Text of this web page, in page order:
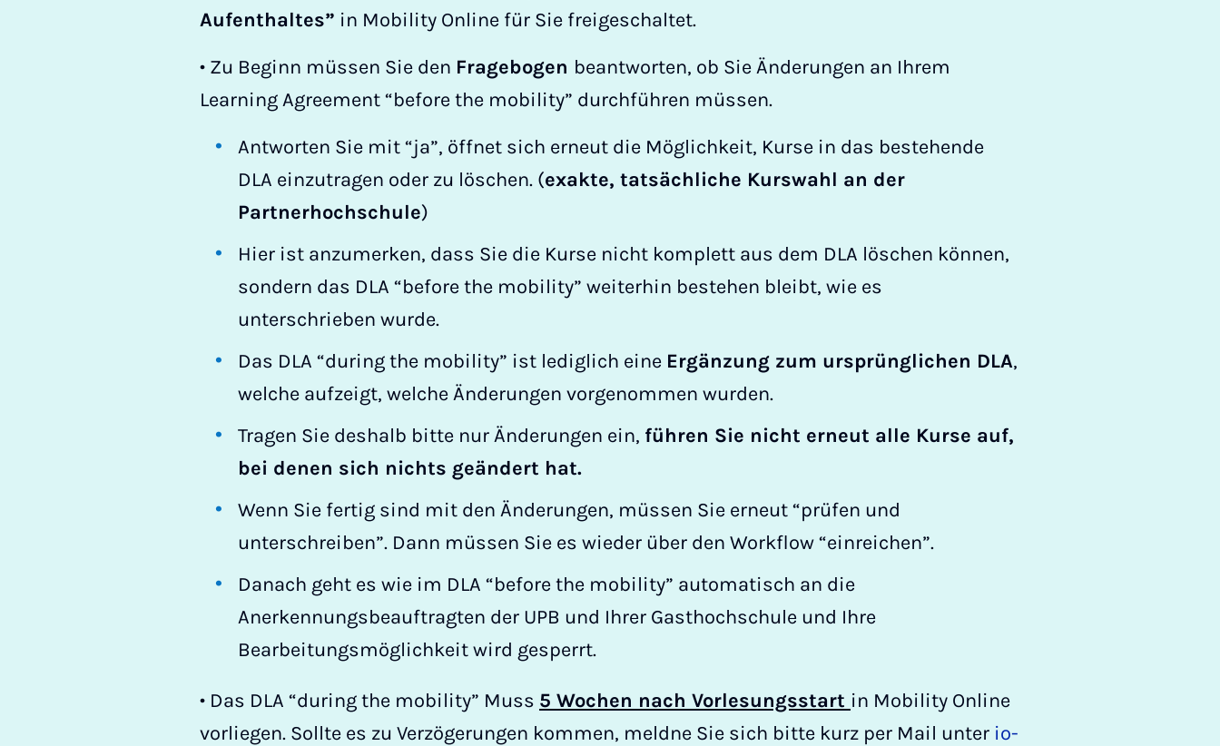
Aufenthaltes” in Mobility Online für Sie freigeschaltet.
• Zu Beginn müssen Sie den Fragebogen beantworten, ob Sie Änderungen an Ihrem
Learning Agreement “before the mobility” durchführen müssen.
Antworten Sie mit “ja”, öffnet sich erneut die Möglichkeit, Kurse in das bestehende
DLA einzutragen oder zu löschen. (exakte, tatsächliche Kurswahl an der
Partnerhochschule)
Hier ist anzumerken, dass Sie die Kurse nicht komplett aus dem DLA löschen können,
sondern das DLA “before the mobility” weiterhin bestehen bleibt, wie es
unterschrieben wurde.
Das DLA “during the mobility” ist lediglich eine Ergänzung zum ursprünglichen DLA,
welche aufzeigt, welche Änderungen vorgenommen wurden.
Tragen Sie deshalb bitte nur Änderungen ein, führen Sie nicht erneut alle Kurse auf,
bei denen sich nichts geändert hat.
Wenn Sie fertig sind mit den Änderungen, müssen Sie erneut “prüfen und
unterschreiben”. Dann müssen Sie es wieder über den Workflow “einreichen”.
Danach geht es wie im DLA “before the mobility” automatisch an die
Anerkennungsbeauftragten der UPB und Ihrer Gasthochschule und Ihre
Bearbeitungsmöglichkeit wird gesperrt.
• Das DLA “during the mobility” Muss 5 Wochen nach Vorlesungsstart in Mobility Online
vorliegen. Sollte es zu Verzögerungen kommen, meldne Sie sich bitte kurz per Mail unter io-